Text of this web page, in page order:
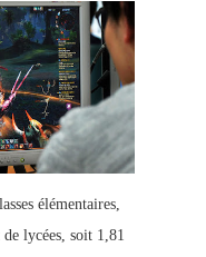
élémentaires,
lycées, soit 1,81